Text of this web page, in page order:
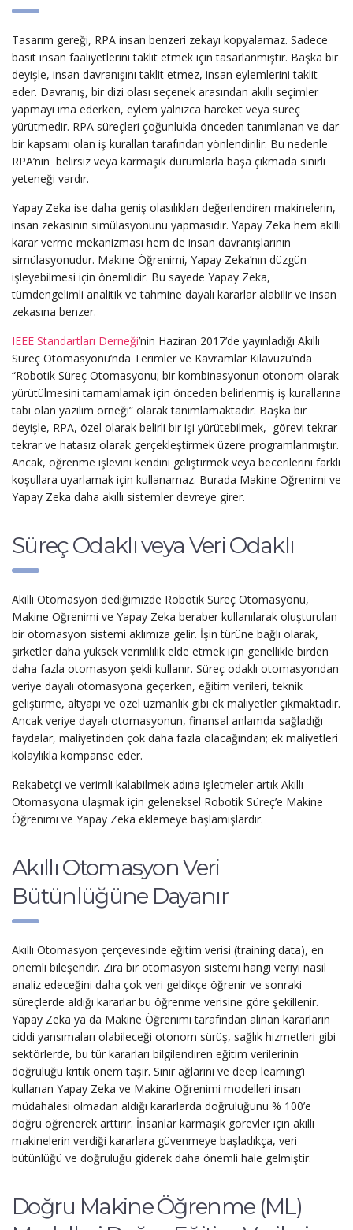
Tasarım gereği, RPA insan benzeri zekayı kopyalamaz. Sadece
basit insan faaliyetlerini taklit etmek için tasarlanmıştır. Başka bir
deyişle, insan davranışını taklit etmez, insan eylemlerini taklit
eder. Davranış, bir dizi olası seçenek arasından akıllı seçimler
yapmayı ima ederken, eylem yalnızca hareket veya süreç
yürütmedir. RPA süreçleri çoğunlukla önceden tanımlanan ve dar
bir kapsamı olan iş kuralları tarafından yönlendirilir. Bu nedenle
RPA’nın belirsiz veya karmaşık durumlarla başa çıkmada sınırlı
yeteneği vardır.
Yapay Zeka ise daha geniş olasılıkları değerlendiren makinelerin,
insan zekasının simülasyonunu yapmasıdır. Yapay Zeka hem akıllı
karar verme mekanizması hem de insan davranışlarının
simülasyonudur. Makine Öğrenimi, Yapay Zeka’nın düzgün
işleyebilmesi için önemlidir. Bu sayede Yapay Zeka,
tümdengelimli analitik ve tahmine dayalı kararlar alabilir ve insan
zekasına benzer.
IEEE Standartları Derneği’nin Haziran 2017’de yayınladığı Akıllı
Süreç Otomasyonu’nda Terimler ve Kavramlar Kılavuzu’nda
“Robotik Süreç Otomasyonu; bir kombinasyonun otonom olarak
yürütülmesini tamamlamak için önceden belirlenmiş iş kurallarına
tabi olan yazılım örneği” olarak tanımlamaktadır. Başka bir
deyişle, RPA, özel olarak belirli bir işi yürütebilmek, görevi tekrar
tekrar ve hatasız olarak gerçekleştirmek üzere programlanmıştır.
Ancak, öğrenme işlevini kendini geliştirmek veya becerilerini farklı
koşullara uyarlamak için kullanamaz. Burada Makine Öğrenimi ve
Yapay Zeka daha akıllı sistemler devreye girer.
Süreç Odaklı veya Veri Odaklı
Akıllı Otomasyon dediğimizde Robotik Süreç Otomasyonu,
Makine Öğrenimi ve Yapay Zeka beraber kullanılarak oluşturulan
bir otomasyon sistemi aklımıza gelir. İşin türüne bağlı olarak,
şirketler daha yüksek verimlilik elde etmek için genellikle birden
daha fazla otomasyon şekli kullanır. Süreç odaklı otomasyondan
veriye dayalı otomasyona geçerken, eğitim verileri, teknik
geliştirme, altyapı ve özel uzmanlık gibi ek maliyetler çıkmaktadır.
Ancak veriye dayalı otomasyonun, finansal anlamda sağladığı
faydalar, maliyetinden çok daha fazla olacağından; ek maliyetleri
kolaylıkla kompanse eder.
Rekabetçi ve verimli kalabilmek adına işletmeler artık Akıllı
Otomasyona ulaşmak için geleneksel Robotik Süreç’e Makine
Öğrenimi ve Yapay Zeka eklemeye başlamışlardır.
Akıllı Otomasyon Veri
Bütünlüğüne Dayanır
Akıllı Otomasyon çerçevesinde eğitim verisi (training data), en
önemli bileşendir. Zira bir otomasyon sistemi hangi veriyi nasıl
analiz edeceğini daha çok veri geldikçe öğrenir ve sonraki
süreçlerde aldığı kararlar bu öğrenme verisine göre şekillenir.
Yapay Zeka ya da Makine Öğrenimi tarafından alınan kararların
ciddi yansımaları olabileceği otonom sürüş, sağlık hizmetleri gibi
sektörlerde, bu tür kararları bilgilendiren eğitim verilerinin
doğruluğu kritik önem taşır. Sinir ağlarını ve deep learning’i
kullanan Yapay Zeka ve Makine Öğrenimi modelleri insan
müdahalesi olmadan aldığı kararlarda doğruluğunu % 100’e
doğru öğrenerek arttırır. İnsanlar karmaşık görevler için akıllı
makinelerin verdiği kararlara güvenmeye başladıkça, veri
bütünlüğü ve doğruluğu giderek daha önemli hale gelmiştir.
Doğru Makine Öğrenme (ML)